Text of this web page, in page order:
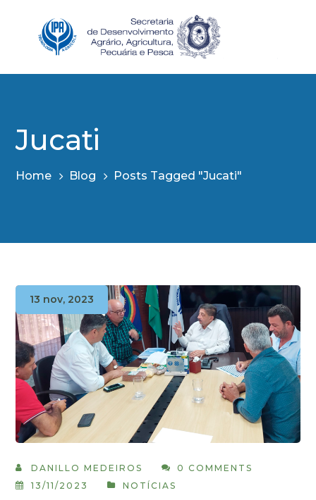
Jucati
Home Blog Posts Tagged "Jucati"
13 nov, 2023
DANILLO MEDEIROS
0 COMMENTS
13/11/2023
NOTÍCIAS